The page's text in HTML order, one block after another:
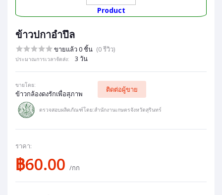
Product
ข้าวปกาอำปึล
ขายแล้ว 0 ชิ้น (0 รีวิว)
ประมาณการเวลาจัดส่ง: 3 วัน
ขายโดย:
ข้าวกล้องดงรักเพื่อสุภาพ
ติดต่อผู้ขาย
ตรวจสอบผลิตภัณฑ์โดย:สำนักงานเกษตรจังหวัดสุรินทร์
ราคา:
฿60.00 /กก